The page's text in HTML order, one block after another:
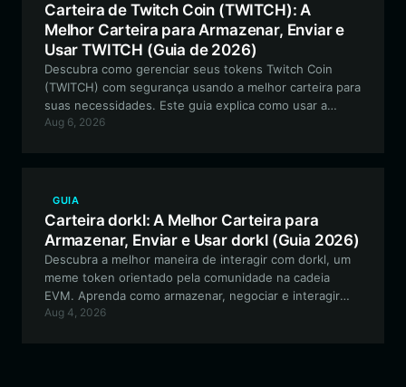
Carteira de Twitch Coin (TWITCH): A
Melhor Carteira para Armazenar, Enviar e
Usar TWITCH (Guia de 2026)
Descubra como gerenciar seus tokens Twitch Coin
(TWITCH) com segurança usando a melhor carteira para
suas necessidades. Este guia explica como usar a
Bitget Wallet para navegar no ecossistema EVM com
Aug 6, 2026
GUIA
Carteira dorkl: A Melhor Carteira para
Armazenar, Enviar e Usar dorkl (Guia 2026)
Descubra a melhor maneira de interagir com dorkl, um
meme token orientado pela comunidade na cadeia
EVM. Aprenda como armazenar, negociar e interagir
com segurança com este projeto experimental usando
Aug 4, 2026